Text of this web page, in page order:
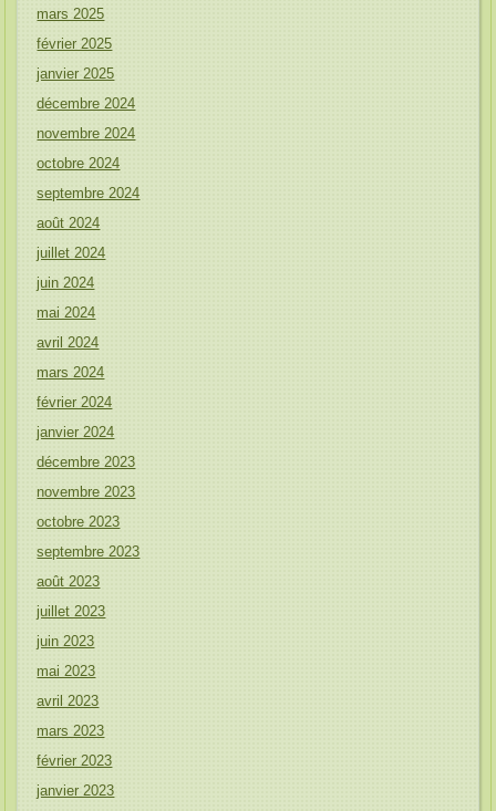
mars 2025
février 2025
janvier 2025
décembre 2024
novembre 2024
octobre 2024
septembre 2024
août 2024
juillet 2024
juin 2024
mai 2024
avril 2024
mars 2024
février 2024
janvier 2024
décembre 2023
novembre 2023
octobre 2023
septembre 2023
août 2023
juillet 2023
juin 2023
mai 2023
avril 2023
mars 2023
février 2023
janvier 2023